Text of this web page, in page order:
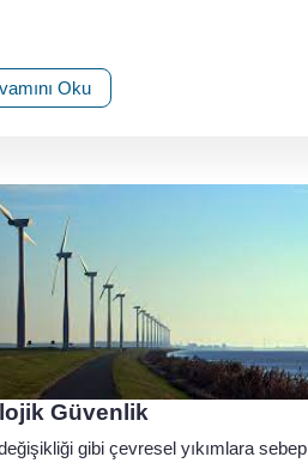
Oku
Güvenlik
gibi çevresel yıkımlara sebep